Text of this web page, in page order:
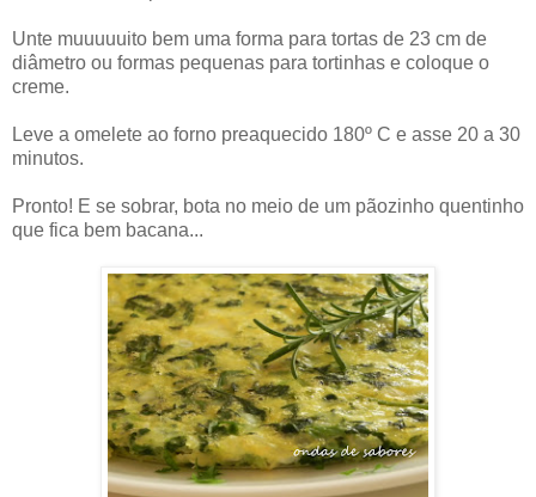
Unte muuuuuito bem uma forma para tortas de 23 cm de
diâmetro ou formas pequenas para tortinhas e coloque o
creme.
Leve a omelete ao forno preaquecido 180º C e asse 20 a 30
minutos.
Pronto! E se sobrar, bota no meio de um pãozinho quentinho
que fica bem bacana...